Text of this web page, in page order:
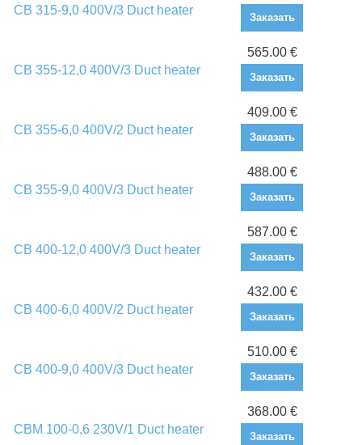
CB 315-9,0 400V/3 Duct heater
Заказать
CB 355-12,0 400V/3 Duct heater
565.00 €
Заказать
CB 355-6,0 400V/2 Duct heater
409.00 €
Заказать
CB 355-9,0 400V/3 Duct heater
488.00 €
Заказать
CB 400-12,0 400V/3 Duct heater
587.00 €
Заказать
CB 400-6,0 400V/2 Duct heater
432.00 €
Заказать
CB 400-9,0 400V/3 Duct heater
510.00 €
Заказать
CBM 100-0,6 230V/1 Duct heater
368.00 €
Заказать